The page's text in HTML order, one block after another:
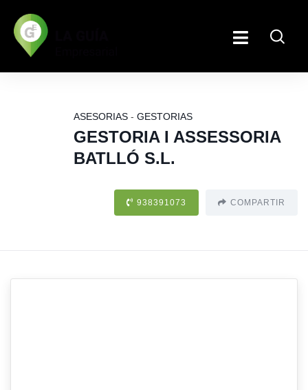
ASESORIAS- GESTORIAS
GESTORIA I ASSESSORIA
BATLLÓ S.L.
938391073 COMPARTIR